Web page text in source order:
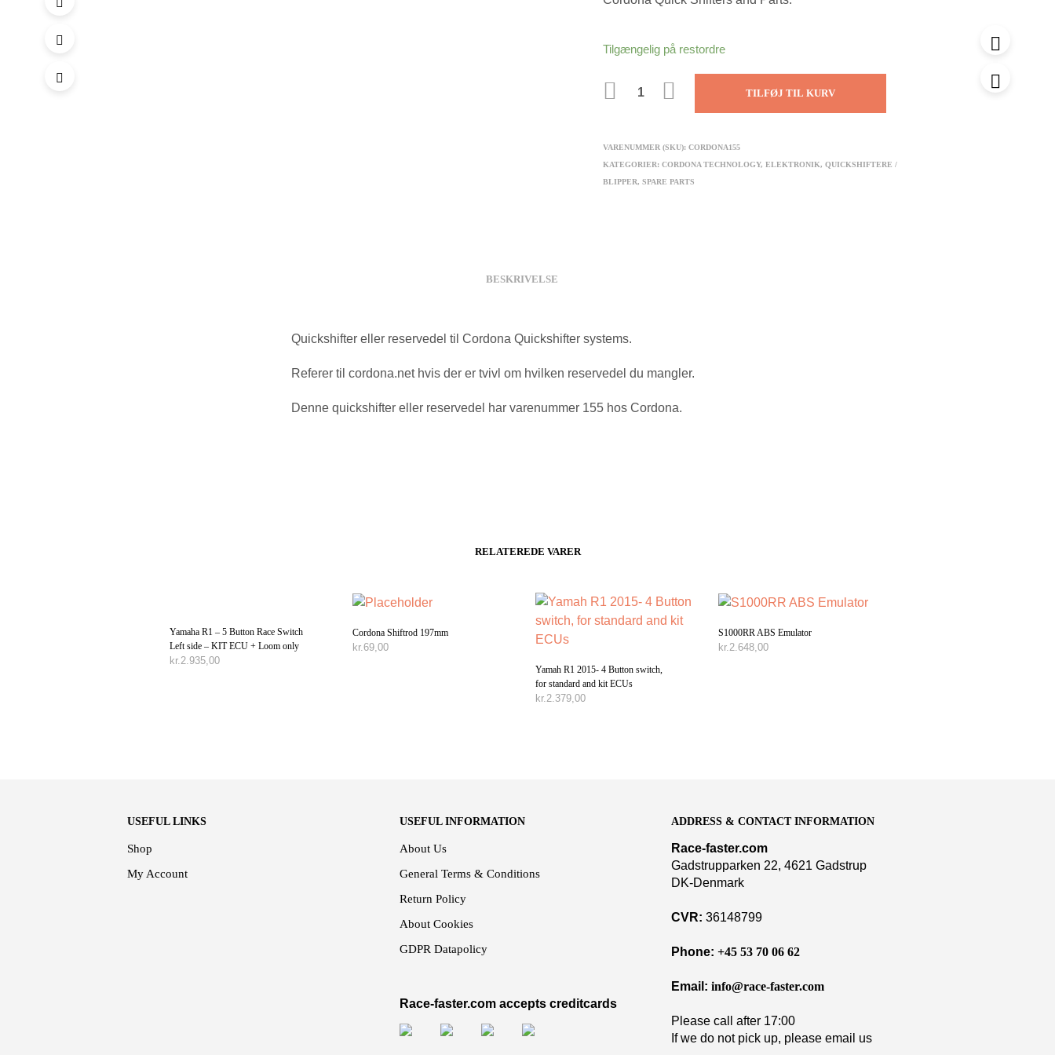
Tilgængelig på restordre
ANTAL
TILFØJ TIL KURV
VARENUMMER (SKU):CORDONA155
KATEGORIER:CORDONA TECHNOLOGY,ELEKTRONIK,QUICKSHIFTERE /
BLIPPER,SPARE PARTS
BESKRIVELSE
Quickshifter eller reservedel til Cordona Quickshifter systems.
Referer til cordona.net hvis der er tvivl om hvilken reservedel du mangler.
Denne quickshifter eller reservedel har varenummer 155 hos Cordona.
RELATEREDE VARER
Yamaha R1 – 5 Button Race Switch
Left side – KIT ECU + Loom only
kr.2.935,00
Cordona Shiftrod 197mm
kr. 69,00
Yamah R1 2015- 4 Button switch,
for standard and kit ECUs
kr.2.379,00
S1000RR ABS Emulator
kr. 2.648,00
USEFUL LINKS
Shop
My Account
USEFUL INFORMATION
About Us
General Terms & Conditions
Return Policy
About Cookies
GDPR Datapolicy
Race-faster.com accepts creditcards
ADDRESS & CONTACT INFORMATION
Race-faster.com
Gadstrupparken 22, 4621 Gadstrup
DK-Denmark
CVR: 36148799
Phone: +45 53 70 06 62
Email: info@race-faster.com
Please call after 17:00
If we do not pick up, please email us